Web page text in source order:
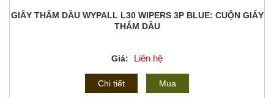
GIẤY THẤM DẦU WYPALL L30 WIPERS 3P BLUE: CUỘN GIẤY
THẤM DẦU
Giá: Liên hệ
Chi tiết Mua